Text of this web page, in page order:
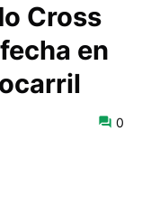
Cross
en
0